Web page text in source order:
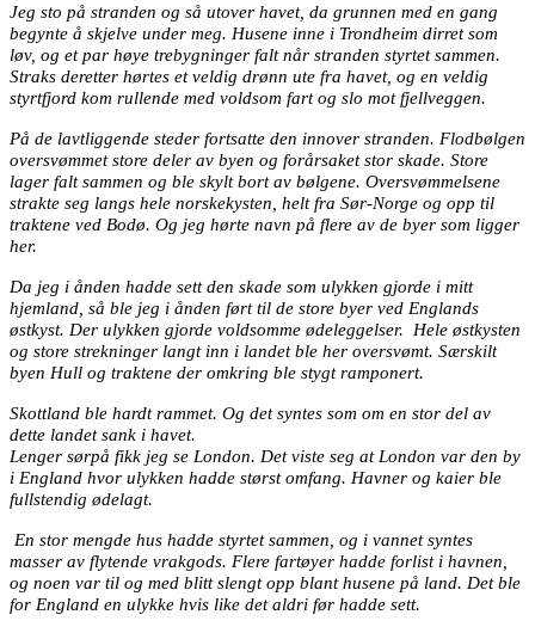
Jeg sto på stranden og så utover havet, da grunnen med en gang
begynte å skjelve under meg. Husene inne i Trondheim dirret som
løv, og et par høye trebygninger falt når stranden styrtet sammen.
Straks deretter hørtes et veldig drønn ute fra havet, og en veldig
styrtfjord kom rullende med voldsom fart og slo mot fjellveggen.
På de lavtliggende steder fortsatte den innover stranden. Flodbølgen
oversvømmet store deler av byen og forårsaket stor skade. Store
lager falt sammen og ble skylt bort av bølgene. Oversvømmelsene
strakte seg langs hele norskekysten, helt fra Sør-Norge og opp til
traktene ved Bodø. Og jeg hørte navn på flere av de byer som ligger
her.
Da jeg i ånden hadde sett den skade som ulykken gjorde i mitt
hjemland, så ble jeg i ånden ført til de store byer ved Englands
østkyst. Der ulykken gjorde voldsomme ødeleggelser.
Hele østkysten
og store strekninger langt inn i landet ble her oversvømt. Særskilt
byen Hull og traktene der omkring ble stygt ramponert.
Skottland ble hardt rammet. Og det syntes som om en stor del av
dette landet sank i havet.
Lenger sørpå fikk jeg se London. Det viste seg at London var den by
i England hvor ulykken hadde størst omfang. Havner og kaier ble
fullstendig ødelagt.
En stor mengde hus hadde styrtet sammen, og i vannet syntes
masser av flytende vrakgods. Flere fartøyer hadde forlist i havnen,
og noen var til og med blitt slengt opp blant husene på land. Det ble
for England en ulykke hvis like det aldri før hadde sett.